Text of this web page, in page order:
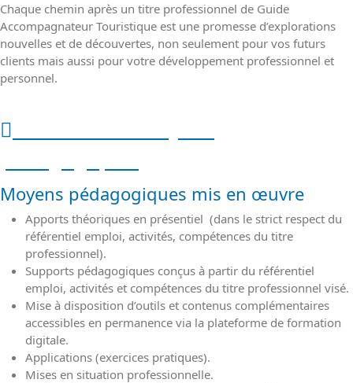
Chaque chemin après un titre professionnel de Guide
Accompagnateur Touristique est une promesse d’explorations
nouvelles et de découvertes, non seulement pour vos futurs
clients mais aussi pour votre développement professionnel et
personnel.
Moyens pédagogiques mis en œuvre
Apports théoriques en présentiel (dans le strict respect du
référentiel emploi, activités, compétences du titre
professionnel).
Supports pédagogiques conçus à partir du référentiel
emploi, activités et compétences du titre professionnel visé.
Mise à disposition d’outils et contenus complémentaires
accessibles en permanence via la plateforme de formation
digitale.
Applications (exercices pratiques).
Mises en situation professionnelle.